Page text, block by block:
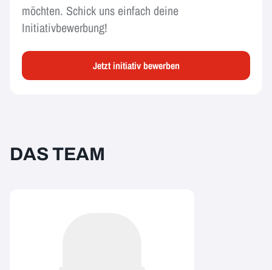
möchten. Schick uns einfach deine
Initiativbewerbung!
Jetzt initiativ bewerben
DAS TEAM